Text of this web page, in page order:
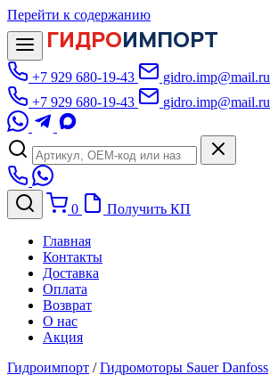
Перейти к содержанию
ГИДРОИМПОРТ
+7 929 680-19-43
gidro.imp@mail.ru
+7 929 680-19-43
gidro.imp@mail.ru
0 Получить КП
Главная
Контакты
Доставка
Оплата
Возврат
О нас
Акция
Гидроимпорт /Гидромоторы Sauer Danfoss